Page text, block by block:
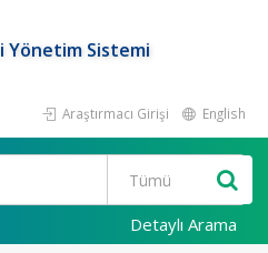
Yönetim Sistemi
Araştırmacı Girişi English
Detaylı Arama